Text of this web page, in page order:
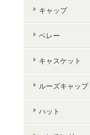
キャップ
ベレー
キャスケット
ルーズキャップ
ハット